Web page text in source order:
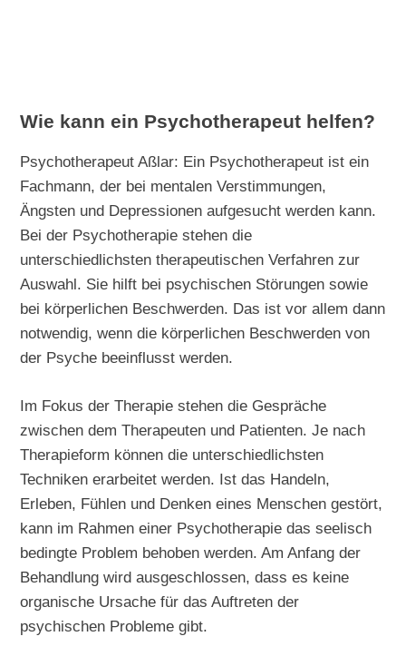
Wie kann ein Psychotherapeut helfen?
Psychotherapeut Aßlar: Ein Psychotherapeut ist ein
Fachmann, der bei mentalen Verstimmungen,
Ängsten und Depressionen aufgesucht werden kann.
Bei der Psychotherapie stehen die
unterschiedlichsten therapeutischen Verfahren zur
Auswahl. Sie hilft bei psychischen Störungen sowie
bei körperlichen Beschwerden. Das ist vor allem dann
notwendig, wenn die körperlichen Beschwerden von
der Psyche beeinflusst werden.
Im Fokus der Therapie stehen die Gespräche
zwischen dem Therapeuten und Patienten. Je nach
Therapieform können die unterschiedlichsten
Techniken erarbeitet werden. Ist das Handeln,
Erleben, Fühlen und Denken eines Menschen gestört,
kann im Rahmen einer Psychotherapie das seelisch
bedingte Problem behoben werden. Am Anfang der
Behandlung wird ausgeschlossen, dass es keine
organische Ursache für das Auftreten der
psychischen Probleme gibt.